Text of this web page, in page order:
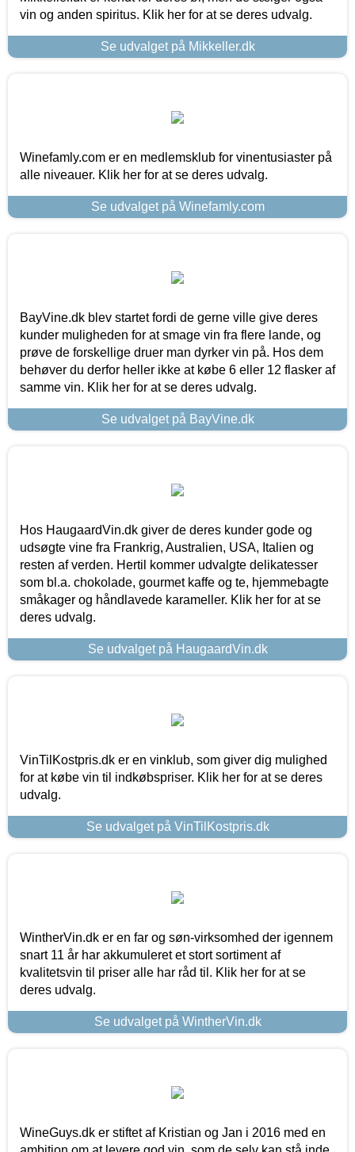
vin og anden spiritus. Klik her for at se deres udvalg.
Se udvalget på Mikkeller.dk
Winefamly.com er en medlemsklub for vinentusiaster på
alle niveauer. Klik her for at se deres udvalg.
Se udvalget på Winefamly.com
BayVine.dk blev startet fordi de gerne ville give deres
kunder muligheden for at smage vin fra flere lande, og
prøve de forskellige druer man dyrker vin på. Hos dem
behøver du derfor heller ikke at købe 6 eller 12 flasker af
samme vin. Klik her for at se deres udvalg.
Se udvalget på BayVine.dk
Hos HaugaardVin.dk giver de deres kunder gode og
udsøgte vine fra Frankrig, Australien, USA, Italien og
resten af verden. Hertil kommer udvalgte delikatesser
som bl.a. chokolade, gourmet kaffe og te, hjemmebagte
småkager og håndlavede karameller. Klik her for at se
deres udvalg.
Se udvalget på HaugaardVin.dk
VinTilKostpris.dk er en vinklub, som giver dig mulighed
for at købe vin til indkøbspriser. Klik her for at se deres
udvalg.
Se udvalget på VinTilKostpris.dk
WintherVin.dk er en far og søn-virksomhed der igennem
snart 11 år har akkumuleret et stort sortiment af
kvalitetsvin til priser alle har råd til. Klik her for at se
deres udvalg.
Se udvalget på WintherVin.dk
WineGuys.dk er stiftet af Kristian og Jan i 2016 med en